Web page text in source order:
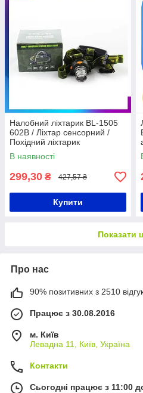
Налобний ліхтарик BL-1505
602B / Ліхтар сенсорний /
Похідний ліхтарик
В наявності
299,30 ₴ 427,57 ₴
Купити
Показати
Про нас
90% позитивних з 2510
Працює з 30.08.2016
м. Київ
Левадна 11, Київ, Україна
Контакти
Сьогодні працює з 11:00